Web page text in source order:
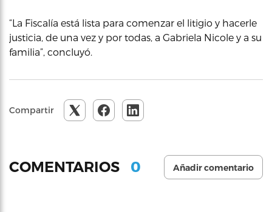
“La Fiscalía está lista para comenzar el litigio y hacerle
justicia, de una vez y por todas, a Gabriela Nicole y a su
familia”, concluyó.
Compartir
COMENTARIOS 0 Añadir comentario